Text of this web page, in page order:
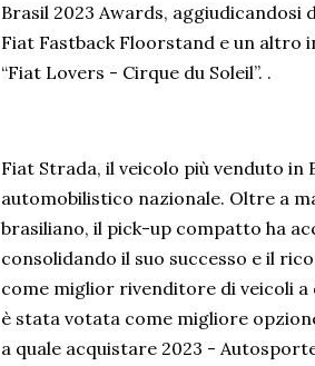
Brasil 2023 Awards, aggiudicandosi
Fiat Fastback Floorstand e un altro
“Fiat Lovers - Cirque du Soleil”. .
Fiat Strada, il veicolo più venduto
automobilistico nazionale. Oltre a
brasiliano, il pick-up compatto ha
consolidando il suo successo e il
come miglior rivenditore di veicoli
è stata votata come migliore
a quale acquistare 2023 -